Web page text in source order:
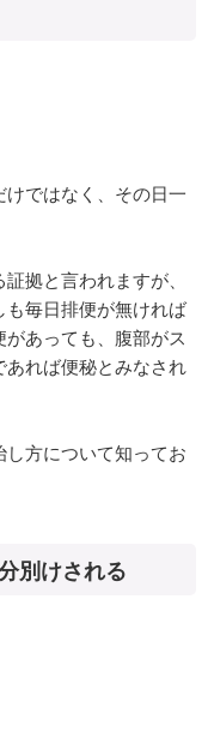
ではなく、その日一
拠と言われますが、
毎日排便が無ければ
あっても、腹部がス
れば便秘とみなされ
方について知ってお
別けされる